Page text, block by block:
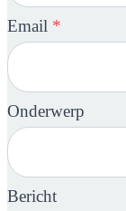
Email *
Onderwerp
Bericht